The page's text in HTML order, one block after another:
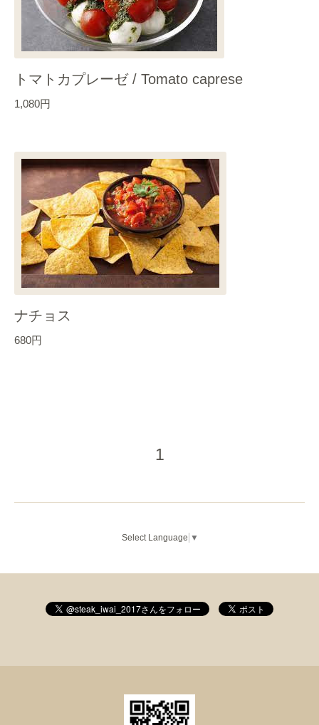
トマトカプレーゼ / Tomato caprese
1,080円
ナチョス
680円
1
Select Language ▼